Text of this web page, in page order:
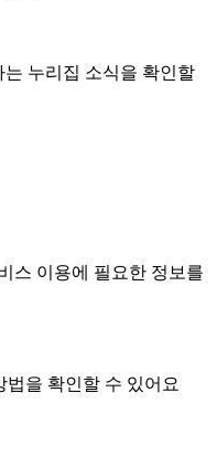
누리집 소식을 확인할
스 이용에 필요한 정보를
을 확인할 수 있어요